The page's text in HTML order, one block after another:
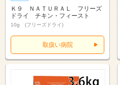
Ｋ９ ＮＡＴＵＲＡＬ フリーズ
ドライ チキン・フィースト
10g (フリーズドライ)
取扱い病院